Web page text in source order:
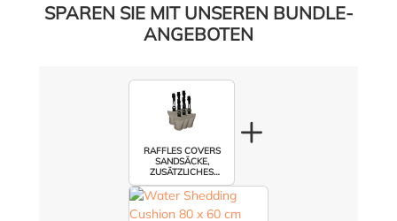
SPAREN SIE MIT UNSEREN BUNDLE-
ANGEBOTEN
RAFFLES COVERS
SANDSÄCKE,
ZUSÄTZLICHES
GEWICHT GEGEN
WEGWEHEN IHRER
SCHUTZHÜLLE
ANZAHL: 6 / FARBE: